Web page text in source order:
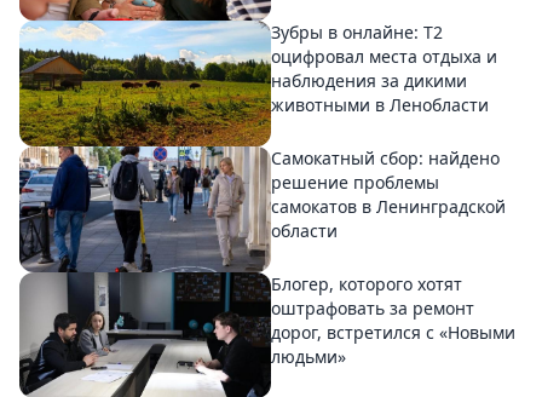
Зубры в онлайне: Т2
оцифровал места отдыха и
наблюдения за дикими
животными в Ленобласти
Самокатный сбор: найдено
решение проблемы
самокатов в Ленинградской
области
Блогер, которого хотят
оштрафовать за ремонт
дорог, встретился с «Новыми
людьми»